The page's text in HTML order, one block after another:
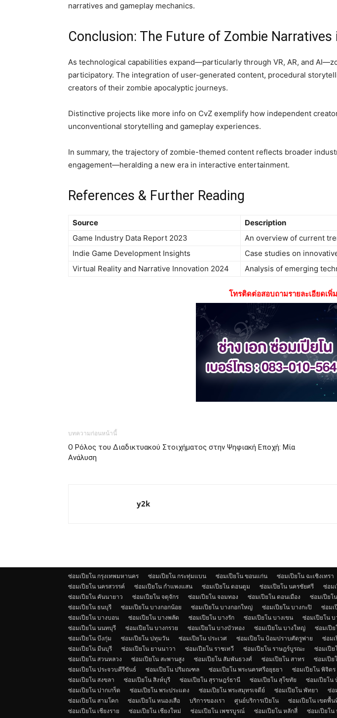
narratives and gameplay mechanics.
Conclusion: The Future of Zombie Narratives
As technological capabilities expand—particularly through VR, AR, and
participatory. The integration of user-generated content, procedural
creators of their zombie apocalyptic journeys.
Distinctive projects like more info on CvZ exemplify how independent
unconventional storytelling and gameplay experiences.
In summary, the trajectory of zombie-themed content reflects broader
engagement—heralding a new era in interactive entertainment.
References & Further Reading
Source
Description
Game Industry Data Report 2023
An overview of current
Indie Game Development Insights
Case studies on
Virtual Reality and Narrative Innovation 2024
Analysis of emerging
โทรติดต่อสอบถามรายละเอียดเพิ่
บทความก่อนหน้านี้
Ο Ρόλος του Διαδικτυακού Στοιχήματος στην Ψηφιακή Εποχή: Μία
Ανάλυση
y2k
ซ่อมเปียโน กรุงเทพมหานคร ซ่อมเปียโน กระทุ่มแบน ซ่อมเปียโน ขอนแก่น ซ่อมเปียโน ฉะเชิงเทรา
ซ่อมเปียโน นครสวรรค์
ซ่อมเปียโน กำแพงแสน ซ่อมเปียโน ดอนตูม ซ่อมเปียโน นครชัยศรี ซ่อม
ซ่อมเปียโน คันนายาว
ซ่อมเปียโน จตุจักร ซ่อมเปียโน จอมทอง ซ่อมเปียโน ดอนเมือง ซ่อมเปียโ
ซ่อมเปียโน ธนบุรี
ซ่อมเปียโน บางกอกน้อย ซ่อมเปียโน บางกอกใหญ่ ซ่อมเปียโน บางกะปิ ซ่อมเ
ซ่อมเปียโน บางบอน
ซ่อมเปียโน บางพลัด ซ่อมเปียโน บางรัก ซ่อมเปียโน บางเขน ซ่อมเปียโน บ
ซ่อมเปียโน นนทบุรี
ซ่อมเปียโน บางกรวย ซ่อมเปียโน บางบัวทอง ซ่อมเปียโน บางใหญ่ ซ่อมเปี
ซ่อมเปียโน บึงกุ่ม
ซ่อมเปียโน ปทุมวัน ซ่อมเปียโน ประเวศ ซ่อมเปียโน ป้อมปราบศัตรูพ่าย ซ่อม
ซ่อมเปียโน มีนบุรี
ซ่อมเปียโน ยานนาวา ซ่อมเปียโน ราชเทวี ซ่อมเปียโน ราษฎร์บูรณะ ซ่อมเปีย
ซ่อมเปียโน สวนหลวง
ซ่อมเปียโน สะพานสูง ซ่อมเปียโน สัมพันธวงศ์ ซ่อมเปียโน สาทร ซ่อมเปีย
ซ่อมเปียโน ประจวบคีรีขันธ์
ซ่อมเปียโน ปริมณฑล ซ่อมเปียโน พระนครศรีอยุธยา ซ่อมเปียโน พิจิตร
ซ่อมเปียโน สงขลา
ซ่อมเปียโน สิงห์บุรี ซ่อมเปียโน สุราษฎร์ธานี ซ่อมเปียโน สุโขทัย ซ่อมเปียโน
ซ่อมเปียโน ปากเกร็ด
ซ่อมเปียโน พระประแดง ซ่อมเปียโน พระสมุทรเจดีย์ ซ่อมเปียโน พัทยา ซ่อ
ซ่อมเปียโน สามโคก
ซ่อมเปียโน หนองเสือ บริการของเรา ศูนย์บริการเปียโน ซ่อมเปียโน เขตพื้น
ซ่อมเปียโน เชียงราย
ซ่อมเปียโน เชียงใหม่ ซ่อมเปียโน เพชรบูรณ์ ซ่อมเปียโน หลักสี่ ซ่อมเปียโน